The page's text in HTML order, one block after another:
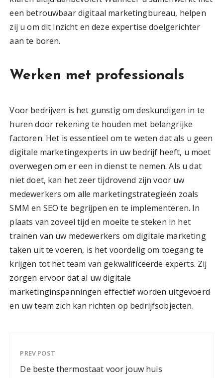
een betrouwbaar digitaal marketingbureau, helpen
zij u om dit inzicht en deze expertise doelgerichter
aan te boren.
Werken met professionals
Voor bedrijven is het gunstig om deskundigen in te
huren door rekening te houden met belangrijke
factoren. Het is essentieel om te weten dat als u geen
digitale marketingexperts in uw bedrijf heeft, u moet
overwegen om er een in dienst te nemen. Als u dat
niet doet, kan het zeer tijdrovend zijn voor uw
medewerkers om alle marketingstrategieën zoals
SMM en SEO te begrijpen en te implementeren. In
plaats van zoveel tijd en moeite te steken in het
trainen van uw medewerkers om digitale marketing
taken uit te voeren, is het voordelig om toegang te
krijgen tot het team van gekwalificeerde experts. Zij
zorgen ervoor dat al uw digitale
marketinginspanningen effectief worden uitgevoerd
en uw team zich kan richten op bedrijfsobjecten.
PREV POST
De beste thermostaat voor jouw huis